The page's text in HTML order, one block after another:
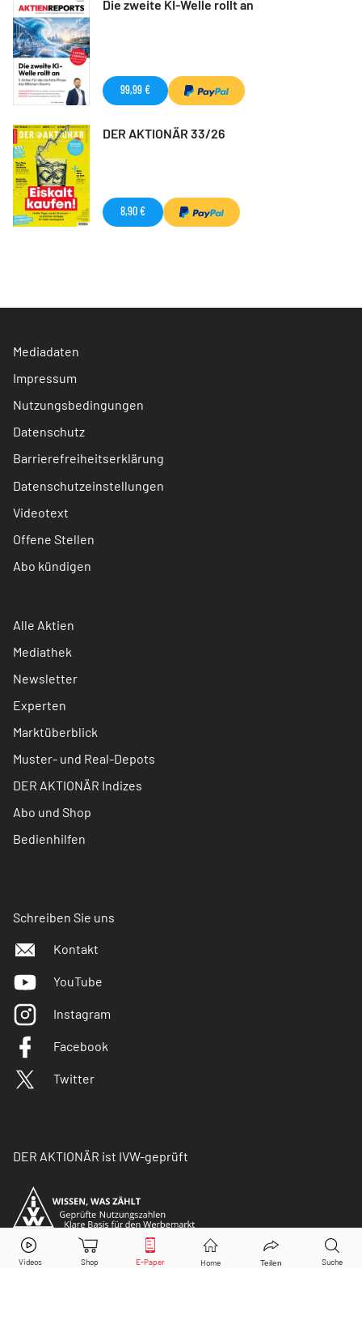
Die zweite KI-Welle rollt an
99,99 €
DER AKTIONÄR 33/26
8,90 €
Mediadaten
Impressum
Nutzungsbedingungen
Datenschutz
Barrierefreiheitserklärung
Datenschutzeinstellungen
Videotext
Offene Stellen
Abo kündigen
Alle Aktien
Mediathek
Newsletter
Experten
Marktüberblick
Muster- und Real-Depots
DER AKTIONÄR Indizes
Abo und Shop
Bedienhilfen
Schreiben Sie uns
Kontakt
YouTube
Instagram
Facebook
Twitter
DER AKTIONÄR ist IVW-geprüft